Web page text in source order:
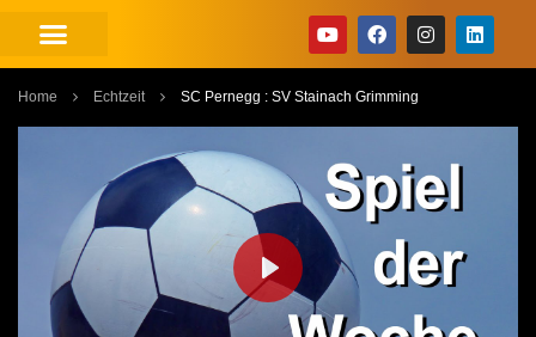
Home Echtzeit SC Pernegg : SV Stainach Grimming
PLAY